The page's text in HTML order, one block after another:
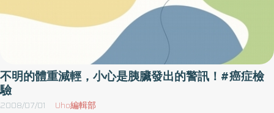
膽管結石及各種慢性肝病等，所以要儘量避免這些疾病發生，蘇劍
秋醫師建議，應該少喝酒、少食發黴的花生、食物等，並且應多吃
新鮮食物，更重要的是在嬰兒早期需接種B型肝炎疫苗，若無B型肝
炎抗體者，則應施打B型肝炎疫苗。其實規律的生活、少喝酒、多食
新鮮食物、定期健康檢查及早期治療才是預防肝癌的最佳方法。
不明的體重減輕，小心是胰臟發出的警訊！#癌症檢
驗
2008/07/01 Uho編輯部